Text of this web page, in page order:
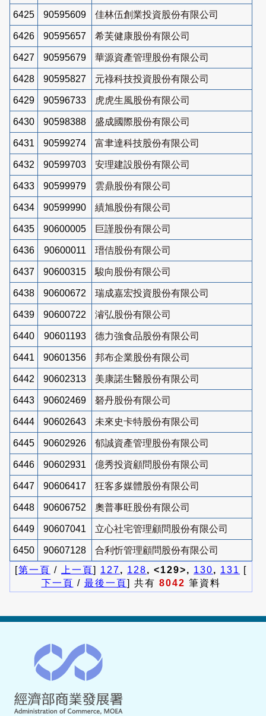
6425 90595609 佳林伍創業投資股份有限公司
6426 90595657 希芙健康股份有限公司
6427 90595679 華源資產管理股份有限公司
6428 90595827 元祿科技投資股份有限公司
6429 90596733 虎虎生風股份有限公司
6430 90598388 盛成國際股份有限公司
6431 90599274 富聿達科技股份有限公司
6432 90599703 安理建設股份有限公司
6433 90599979 雲鼎股份有限公司
6434 90599990 績旭股份有限公司
6435 90600005 巨謹股份有限公司
6436 90600011 瑨佶股份有限公司
6437 90600315 駿向股份有限公司
6438 90600672 瑞成嘉宏投資股份有限公司
6439 90600722 濬弘股份有限公司
6440 90601193 德力強食品股份有限公司
6441 90601356 邦布企業股份有限公司
6442 90602313 美康諾生醫股份有限公司
6443 90602469 砮丹股份有限公司
6444 90602643 未來史卡特股份有限公司
6445 90602926 郁誠資產管理股份有限公司
6446 90602931 億秀投資顧問股份有限公司
6447 90606417 狂客多媒體股份有限公司
6448 90606752 奧普事旺股份有限公司
6449 90607041 立心社宅管理顧問股份有限公司
6450 90607128
合利忻管理顧問股份有限公司
[第一頁 / 上一頁] 127, 128, <129>, 130, 131
[
下一頁 / 最後一頁] 共有 8042 筆資料